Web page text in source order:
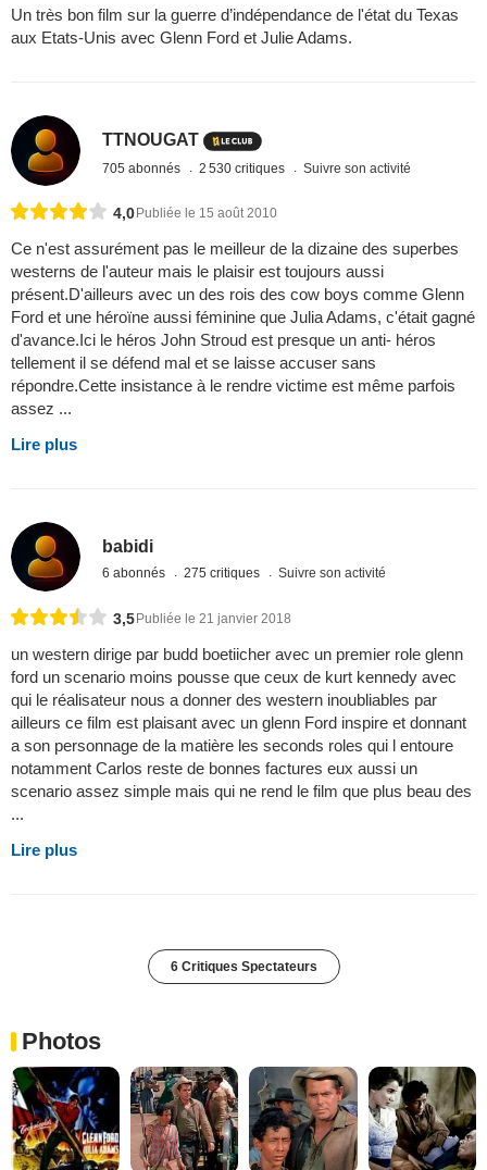
Un très bon film sur la guerre d’indépendance de l'état du Texas
aux Etats-Unis avec Glenn Ford et Julie Adams.
TTNOUGAT
705 abonnés 2 530 critiques Suivre son activité
4,0Publiée le 15 août 2010
Ce n'est assurément pas le meilleur de la dizaine des superbes
westerns de l'auteur mais le plaisir est toujours aussi
présent.D'ailleurs avec un des rois des cow boys comme Glenn
Ford et une héroïne aussi féminine que Julia Adams, c'était gagné
d'avance.Ici le héros John Stroud est presque un anti- héros
tellement il se défend mal et se laisse accuser sans
répondre.Cette insistance à le rendre victime est même parfois
assez ...
Lire plus
babidi
6 abonnés 275 critiques Suivre son activité
3,5 Publiée le 21 janvier 2018
un western dirige par budd boetiicher avec un premier role glenn
ford un scenario moins pousse que ceux de kurt kennedy avec
qui le réalisateur nous a donner des western inoubliables par
ailleurs ce film est plaisant avec un glenn Ford inspire et donnant
a son personnage de la matière les seconds roles qui l entoure
notamment Carlos reste de bonnes factures eux aussi un
scenario assez simple mais qui ne rend le film que plus beau des
...
Lire plus
6 Critiques Spectateurs
Photos